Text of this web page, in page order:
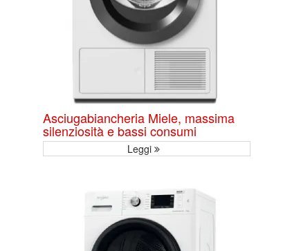
Asciugabiancheria Miele, massima
silenziosità e bassi consumi
Leggi